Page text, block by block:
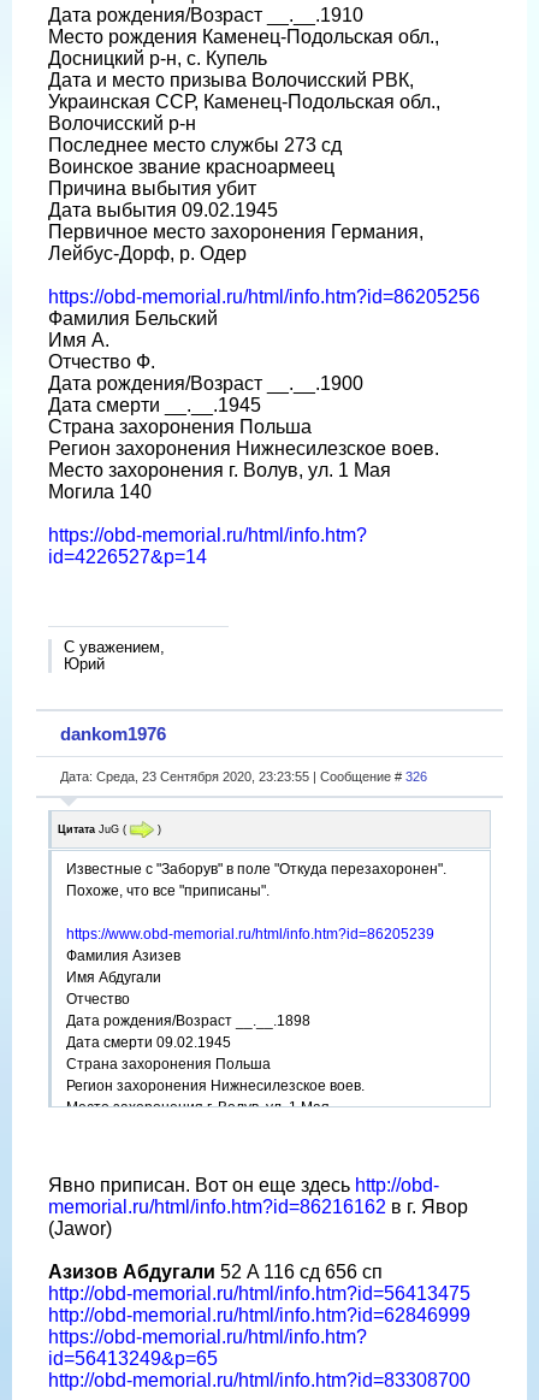
Дата рождения/Возраст __.__.1910
Место рождения Каменец-Подольская обл.,
Досницкий р-н, с. Купель
Дата и место призыва Волочисский РВК,
Украинская ССР, Каменец-Подольская обл.,
Волочисский р-н
Последнее место службы 273 сд
Воинское звание красноармеец
Причина выбытия убит
Дата выбытия 09.02.1945
Первичное место захоронения Германия,
Лейбус-Дорф, р. Одер
https://obd-memorial.ru/html/info.htm?id=86205256
Фамилия Бельский
Имя А.
Отчество Ф.
Дата рождения/Возраст __.__.1900
Дата смерти __.__.1945
Страна захоронения Польша
Регион захоронения Нижнесилезское воев.
Место захоронения г. Волув, ул. 1 Мая
Могила 140
https://obd-memorial.ru/html/info.htm?
id=4226527&p=14
С уважением,
Юрий
dankom1976
Дата: Среда, 23 Сентября 2020, 23:23:55 | Сообщение # 326
Цитата JuG ( )
Известные с "Заборув" в поле "Откуда перезахоронен".
Похоже, что все "приписаны".
https://www.obd-memorial.ru/html/info.htm?id=86205239
Фамилия Азизев
Имя Абдугали
Отчество
Дата рождения/Возраст __.__.1898
Дата смерти 09.02.1945
Страна захоронения Польша
Регион захоронения Нижнесилезское воев.
Место захоронения г. Волув, ул. 1 Мая
https://www.obd-memorial.ru/html/info.htm?id=56413475
Фамилия Азизов
Имя Абдугали
Дата рождения/Возраст __.__.1898
Место рождения г. Ташкент, Сталинский р-н
Дата и место призыва Сталинский РВК, Узбекская ССР, г.
Ташкент, Сталинский р-н
Последнее место службы штаб 116 сд
Воинское звание рядовой
Явно приписан. Вот он еще здесь http://obd-
memorial.ru/html/info.htm?id=86216162 в г. Явор
(Jawor)
Азизов Абдугали 52 A 116 сд 656 сп
http://obd-memorial.ru/html/info.htm?id=56413475
http://obd-memorial.ru/html/info.htm?id=62846999
https://obd-memorial.ru/html/info.htm?
id=56413249&p=65
http://obd-memorial.ru/html/info.htm?id=83308700